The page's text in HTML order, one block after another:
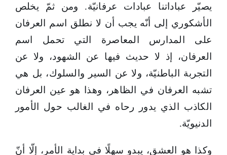
يصيّر عباداتنا عبادات عرفانيّة. ومن ثمّ يخلص
الأشكوري إلى أنّه يجب أن لا نطلق اسم العرفان
على المدارس المعاصرة التي تحمل اسم
العرفان، إذ لا حديث فيها عن الشهود، ولا عن
التجربة الباطنيّة، ولا عن السير والسلوك، بل هي
تشبه العرفان في الظاهر، وهذا هو عين العرفان
الكاذب الذي يدور رحاه في الغالب حول الأمور
الدنيويّة.
وكذا هو العشق، يبدو سهلًا في بداية الأمر، إلّا أنّ